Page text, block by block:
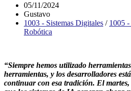
05/11/2024
Gustavo
1003 - Sistemas Digitales / 1005
Robótica
“Siempre hemos utilizado
herramientas, y los desarrolladores
continuar con esa tradición. El